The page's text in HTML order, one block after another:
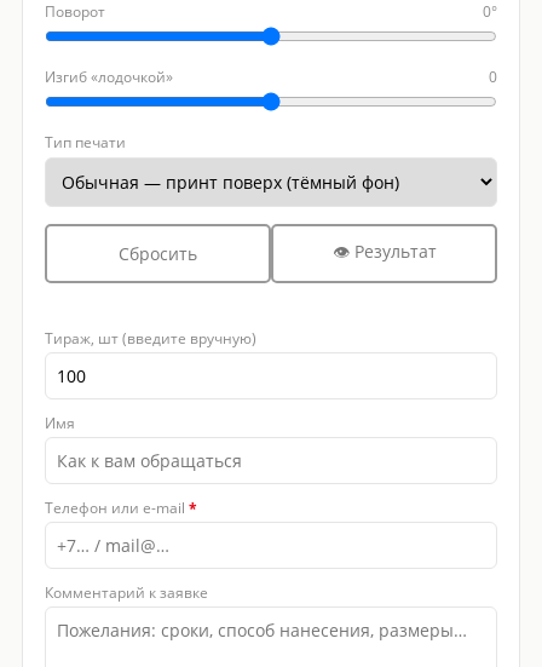
Поворот 0°
Изгиб «лодочкой» 0
Тип печати
Сбросить 👁 Результат
Тираж, шт (введите вручную)
Имя
Телефон или e-mail *
Комментарий к заявке